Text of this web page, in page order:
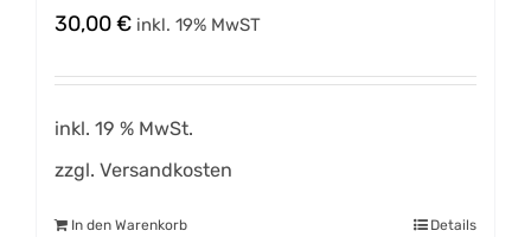
30,00€ inkl. 19% MwST
inkl. 19 % MwSt.
zzgl. Versandkosten
In den Warenkorb Details